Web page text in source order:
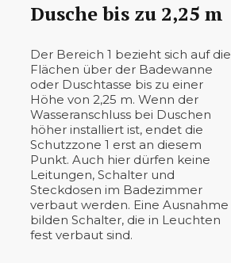
Dusche bis zu 2,25 m
Der Bereich 1 bezieht sich auf die
Flächen über der Badewanne
oder Duschtasse bis zu einer
Höhe von 2,25 m. Wenn der
Wasseranschluss bei Duschen
höher installiert ist, endet die
Schutzzone 1 erst an diesem
Punkt. Auch hier dürfen keine
Leitungen, Schalter und
Steckdosen im Badezimmer
verbaut werden. Eine Ausnahme
bilden Schalter, die in Leuchten
fest verbaut sind.